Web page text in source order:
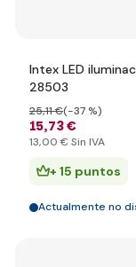
Intex LED
28503
15,73 €
25,11 €(-37 %)
13,00 € Sin IVA
+ 15 puntos
Actualmente no